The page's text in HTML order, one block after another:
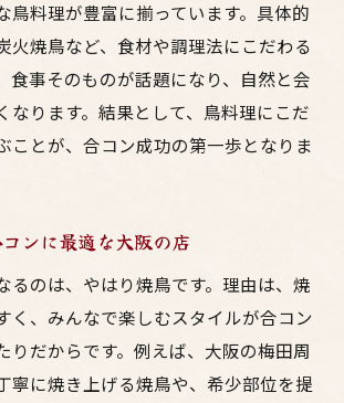
鳥料理が豊富に揃っています。具体的
火焼鳥など、食材や調理法にこだわる
食事そのものが話題になり、自然と会
なります。結果として、鳥料理にこだ
ことが、合コン成功の第一歩となりま
ンに最適な大阪の店
るのは、やはり焼鳥です。理由は、焼
く、みんなで楽しむスタイルが合コン
りだからです。例えば、大阪の梅田周
寧に焼き上げる焼鳥や、希少部位を提